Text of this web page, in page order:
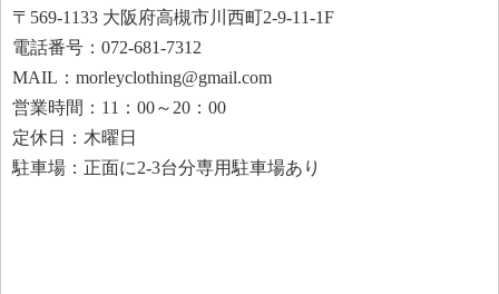
〒569-1133 大阪府高槻市川西町2-9-11-1F
電話番号：072-681-7312
MAIL：morleyclothing@gmail.com
営業時間：11：00～20：00
定休日：木曜日
駐車場：正面に2-3台分専用駐車場あり